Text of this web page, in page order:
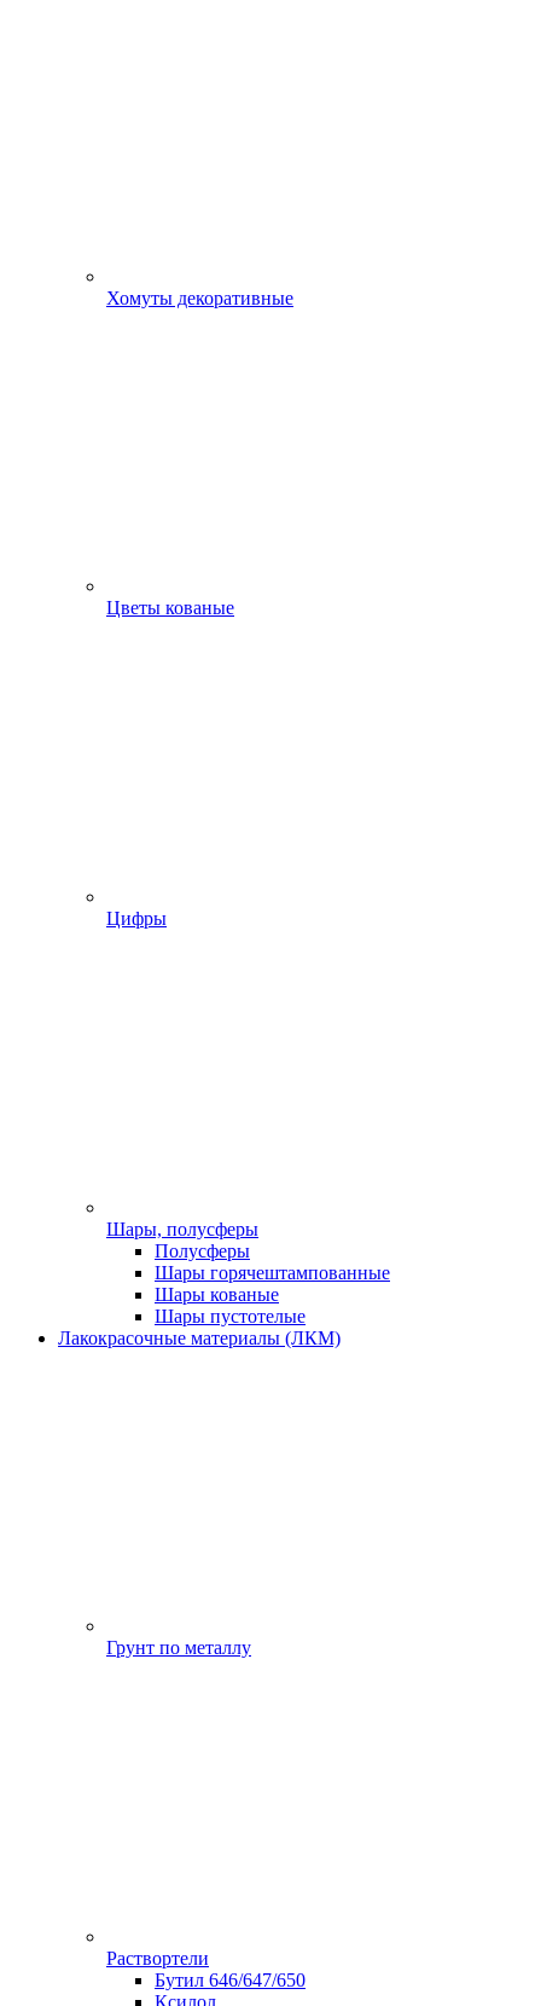
Хомуты декоративные
Цветы кованые
Цифры
Шары, полусферы
Полусферы
Шары горячештампованные
Шары кованые
Шары пустотелые
Лакокрасочные материалы (ЛКМ)
Грунт по металлу
Раствортели
Бутил 646/647/650
Ксилол